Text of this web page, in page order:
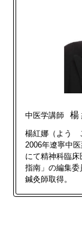
中医学講師 楊
楊紅娜（よう
2006年遼寧中
にて精神科臨
指南」の編集委
鍼灸師取得。